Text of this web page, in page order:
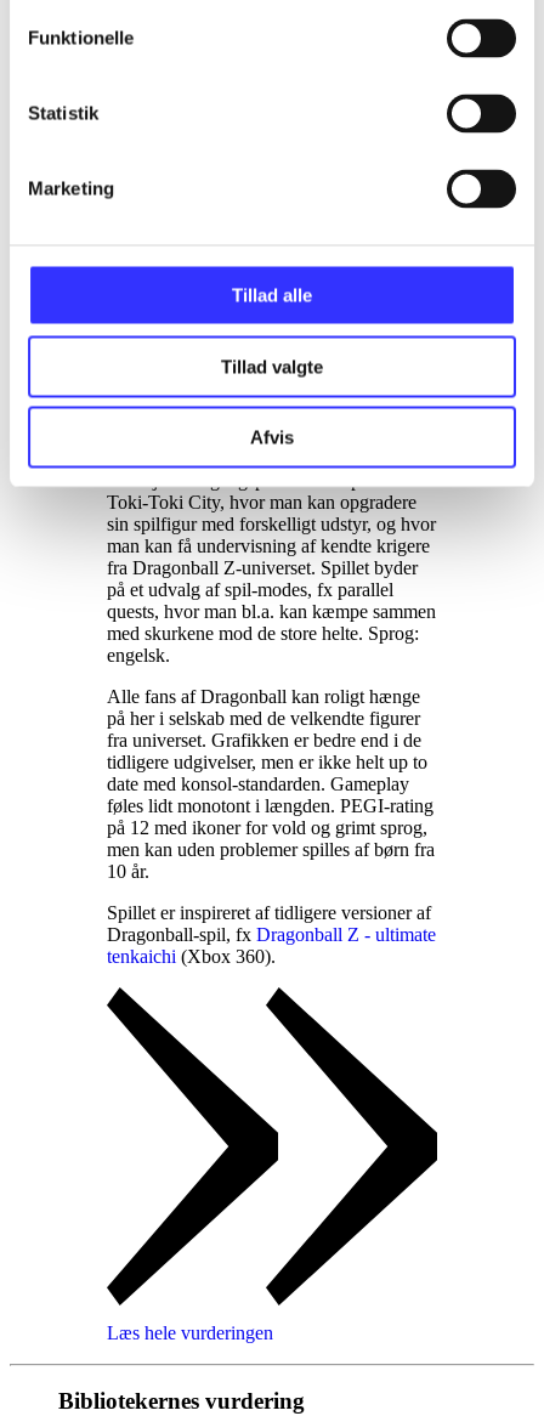
Funktionelle
Statistik
Marketing
Tillad alle
Tillad valgte
Afvis
Finn Wraae Poulsen
rydder op. Fra 10 år
manipuleret med hændelserne i de store
kampe som har fundet sted gennem tiden
og således bragt nutiden i fare. Der er
derfor brug for en stærk kriger som kan
rod skurkene har lavet. Man opretter derfor
sin egen karakter og drager tilbage i tiden.
Her kæmper man side om side med Goku,
Gohan og mange andre i tidernes store
Toki-Toki City, hvor man kan opgradere
sin spilfigur med forskelligt udstyr, og hvor
man kan få undervisning af kendte krigere
fra Dragonball Z-universet. Spillet byder
på et udvalg af spil-modes, fx parallel
quests, hvor man bl.a. kan kæmpe sammen
med skurkene mod de store helte. Sprog:
engelsk.
Alle fans af Dragonball kan roligt hænge
på her i selskab med de velkendte figurer
fra universet. Grafikken er bedre end i de
tidligere udgivelser, men er ikke helt up to
date med konsol-standarden. Gameplay
føles lidt monotont i længden. PEGI-rating
på 12 med ikoner for vold og grimt sprog,
men kan uden problemer spilles af børn fra
10 år.
Spillet er inspireret af tidligere versioner af
Dragonball-spil, fx Dragonball Z - ultimate
tenkaichi (Xbox 360).
Læs hele vurderingen
Bibliotekernes vurdering